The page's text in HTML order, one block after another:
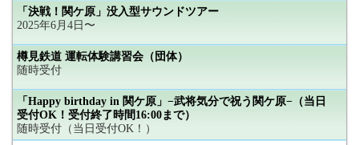
「決戦！関ケ原」没入型サウンドツアー
2025年6月4日〜
樽見鉄道 運転体験講習会（団体）
随時受付
「Happy birthday in 関ケ原」−武将気分で祝う関ケ原−（当日
受付OK！受付終了時間16:00まで）
随時受付（当日受付OK！）